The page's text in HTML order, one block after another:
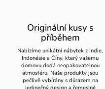
Originální kusy s
příběhem
Nabízíme unikátní nábytek z Indie,
Indonésie a Číny, který vašemu
domovu dodá neopakovatelnou
atmosféru. Naše produkty jsou
pečlivě vybírány s důrazem na